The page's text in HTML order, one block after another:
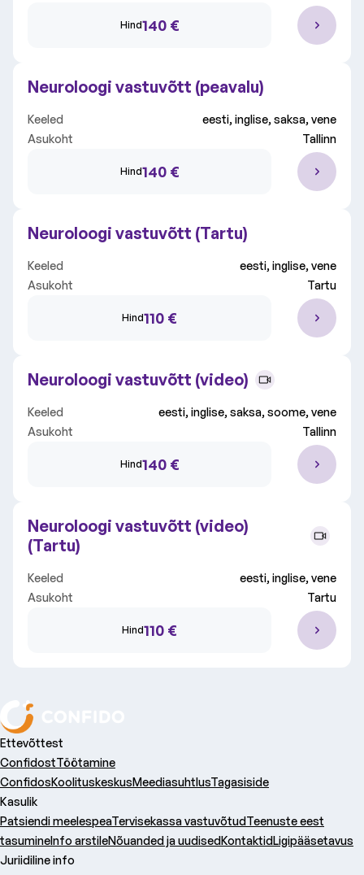
Hind140 €
Neuroloogi vastuvõtt (peavalu)
Keeled
eesti, inglise, saksa, vene
Asukoht
Tallinn
Hind140 €
Neuroloogi vastuvõtt (Tartu)
Keeled
eesti, inglise, vene
Asukoht
Tartu
Hind110 €
Neuroloogi vastuvõtt (video)
Keeled
eesti, inglise, saksa, soome, vene
Asukoht
Tallinn
Hind140 €
Neuroloogi vastuvõtt (video)
(Tartu)
Keeled
eesti, inglise, vene
Asukoht
Tartu
Hind110 €
Ettevõttest
ConfidostTöötamine
ConfidosKoolituskeskusMeediasuhtlusTagasiside
Kasulik
Patsiendi meelespeaTervisekassa vastuvõtudTeenuste eest
tasumineInfo arstileNõuanded ja uudisedKontaktidLigipääsetavus
Juriidiline info